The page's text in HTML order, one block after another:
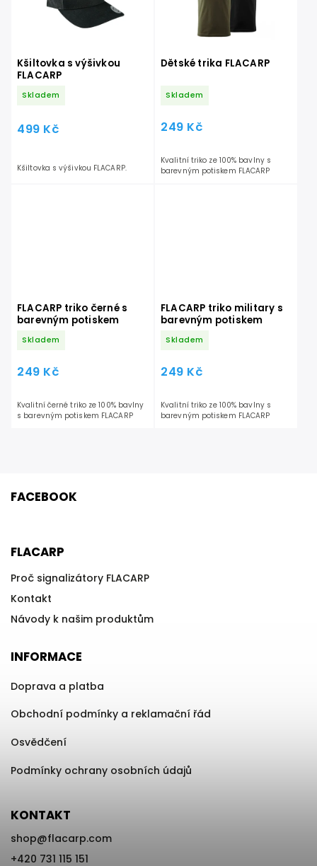
Kšiltovka s výšivkou
FLACARP
Skladem
499 Kč
Kšiltovka s výšivkou FLACARP.
Dětské trika FLACARP
Skladem
249 Kč
Kvalitní triko ze 100% bavlny s
barevným potiskem FLACARP
FLACARP triko černé s
barevným potiskem
Skladem
249 Kč
Kvalitní černé triko ze 100% bavlny
s barevným potiskem FLACARP
FLACARP triko military s
barevným potiskem
Skladem
249 Kč
Kvalitní triko ze 100% bavlny s
barevným potiskem FLACARP
FACEBOOK
FLACARP
Proč signalizátory FLACARP
Kontakt
Návody k našim produktům
INFORMACE
Doprava a platba
Obchodní podmínky a reklamační řád
Osvědčení
Podmínky ochrany osobních údajů
KONTAKT
shop@flacarp.com
+420 731 115 151